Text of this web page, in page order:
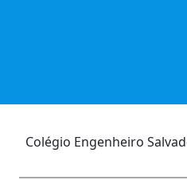
Colégio Engenheiro